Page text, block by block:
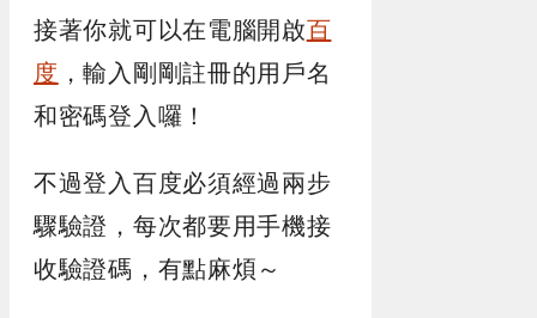
接著你就可以在電腦開啟百
度 ，輸入剛剛註冊的用戶名
和密碼登入囉！
不過登入百度必須經過兩步
驟驗證，每次都要用手機接
收驗證碼，有點麻煩～